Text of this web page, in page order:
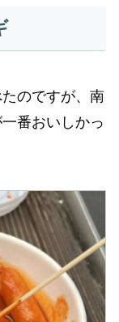
のですが、南
番おいしかっ